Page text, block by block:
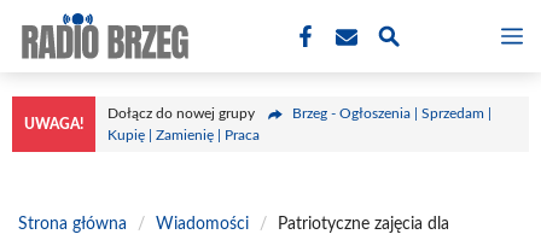
treści
UWAGA!
Dołącz do nowej grupy
Brzeg - Ogłoszenia | Sprzedam |
Kupię | Zamienię | Praca
Strona główna / Wiadomości /
Patriotyczne zajęcia dla